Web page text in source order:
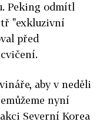
Peking odmítl
"exkluzivní
před
aby v neděli
nyní
Severní Korea